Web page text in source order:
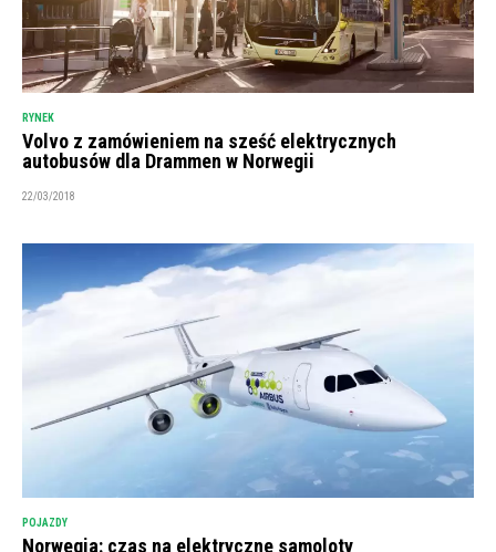
RYNEK
Volvo z zamówieniem na sześć elektrycznych
autobusów dla Drammen w Norwegii
22/03/2018
POJAZDY
Norwegia: czas na elektryczne samoloty